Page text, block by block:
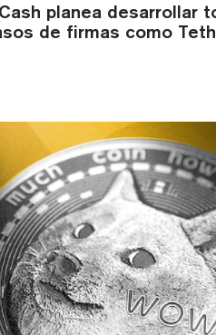
planea desarrollar
de firmas como